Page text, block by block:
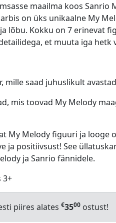
maailma koos Sanrio
on üks unikaalne My
lõbu. Kokku on 7 erinevat
et muuta iga hetk
mille saad juhuslikult
mis toovad My Melody
My Melody figuuri ja looge
ja positiivsust! See
ja Sanrio fännidele.
3+
piires alates €3500 ostust!